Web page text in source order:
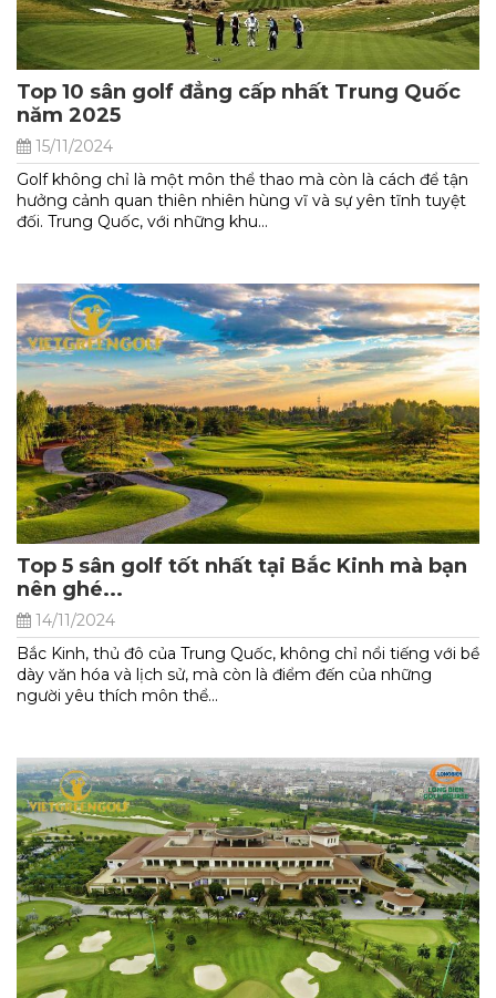
Top 10 sân golf đẳng cấp nhất Trung Quốc
năm 2025
15/11/2024
Golf không chỉ là một môn thể thao mà còn là cách để tận
hưởng cảnh quan thiên nhiên hùng vĩ và sự yên tĩnh tuyệt
đối. Trung Quốc, với những khu...
Top 5 sân golf tốt nhất tại Bắc Kinh mà bạn
nên ghé...
14/11/2024
Bắc Kinh, thủ đô của Trung Quốc, không chỉ nổi tiếng với bề
dày văn hóa và lịch sử, mà còn là điểm đến của những
người yêu thích môn thể...